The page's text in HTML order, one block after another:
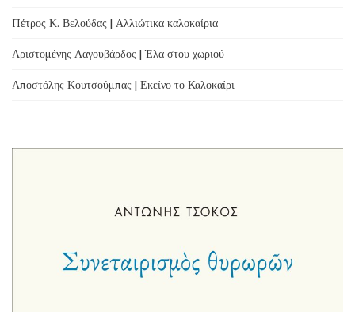
Πέτρος Κ. Βελούδας | Αλλιώτικα καλοκαίρια
Αριστομένης Λαγουβάρδος | Έλα στου χωριού
Αποστόλης Κουτσούμπας | Εκείνο το Καλοκαίρι